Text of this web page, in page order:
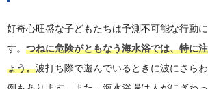
好奇心旺盛な子どもたちは予測不可能な行動
す。 つねに危険がともなう海水浴では、特に
ょう。波打ち際で遊んでいるときに波にさら